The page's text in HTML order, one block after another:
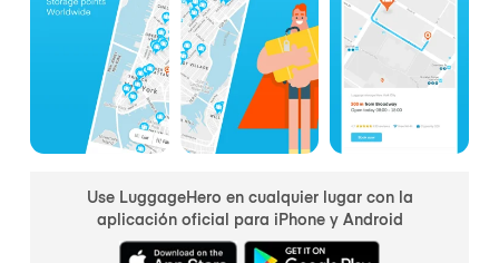
Use LuggageHero en cualquier lugar con la
aplicación oficial para iPhone y Android